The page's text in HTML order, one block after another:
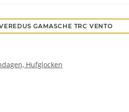
GAMASCHE TRC VENTO
Hufglocken